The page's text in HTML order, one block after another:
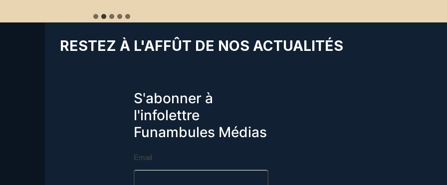
RESTEZ À L'AFFÛT DE NOS ACTUALITÉS
S'abonner à
l'infolettre
Funambules Médias
Email